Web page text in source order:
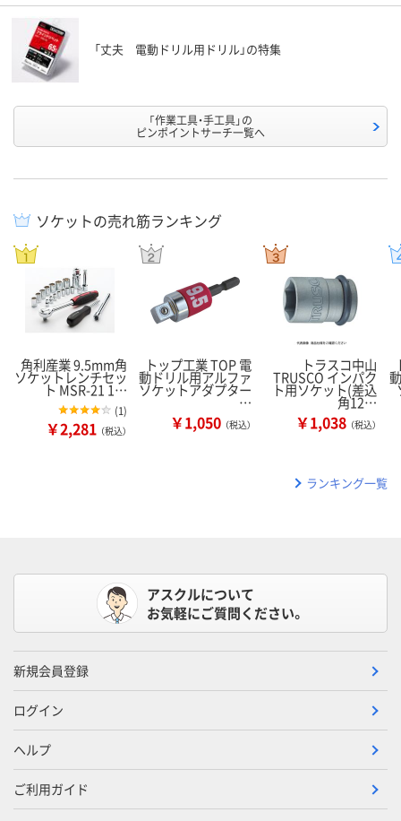
「丈夫 電動ドリル用ドリル」の特集
「作業工具・手工具」の
ピンポイントサーチ一覧へ
ソケットの売れ筋ランキング
角利産業 9.5mm角
ソケットレンチセッ
ト MSR-21 1…
(1)
￥2,281 （税込）
トップ工業 TOP 電
動ドリル用アルファ
ソケットアダプター
…
￥1,050 （税込）
トラスコ中山
TRUSCO インパク
ト用ソケット(差込
角12…
￥1,038 （税込）
ランキング一覧
アスクルについて
お気軽にご質問ください。
新規会員登録
ログイン
ヘルプ
ご利用ガイド